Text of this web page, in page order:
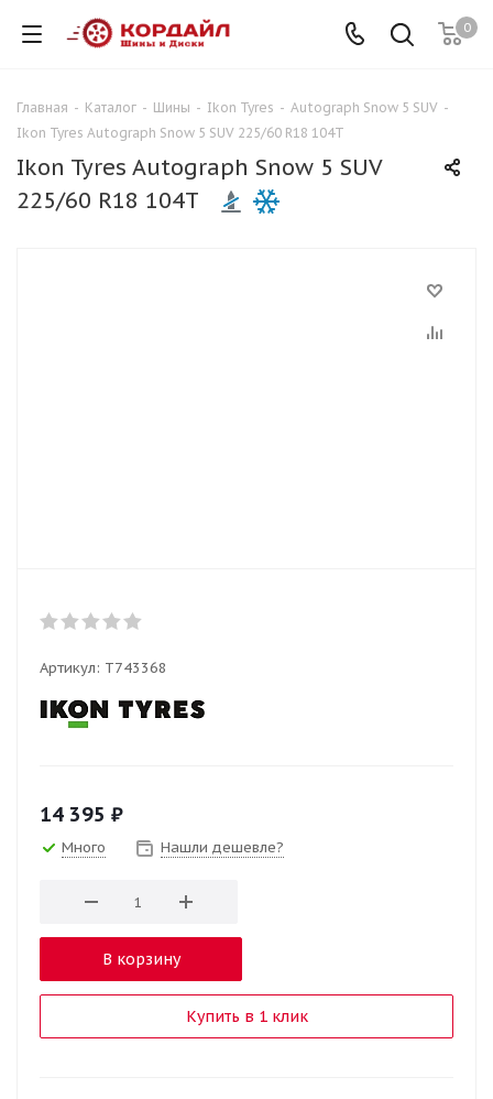
0
Главная - Каталог - Шины - Ikon Tyres - Autograph Snow 5 SUV -
Ikon Tyres Autograph Snow 5 SUV 225/60 R18 104T
Ikon Tyres Autograph Snow 5 SUV
225/60 R18 104T
Артикул: T743368
14 395 ₽
Много Нашли дешевле?
В корзину
Купить в 1 клик